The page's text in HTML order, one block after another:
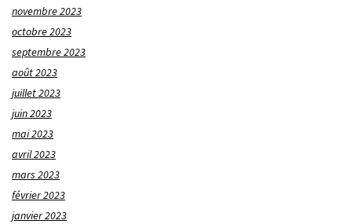
novembre 2023
octobre 2023
septembre 2023
août 2023
juillet 2023
juin 2023
mai 2023
avril 2023
mars 2023
février 2023
janvier 2023